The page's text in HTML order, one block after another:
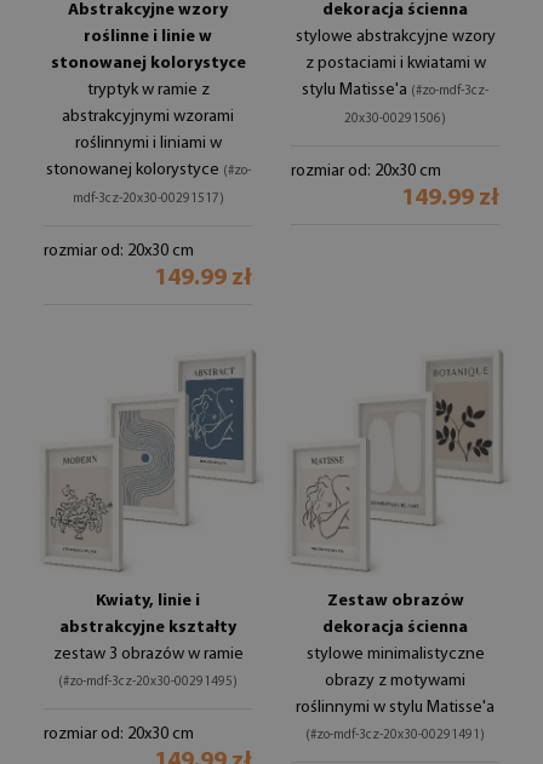
Abstrakcyjne wzory
roślinne i linie w
stonowanej kolorystyce
tryptyk w ramie z
abstrakcyjnymi wzorami
roślinnymi i liniami w
stonowanej kolorystyce (#zo-
mdf-3cz-20x30-00291517)
rozmiar od: 20x30 cm
149.99 zł
dekoracja ścienna
stylowe abstrakcyjne wzory
z postaciami i kwiatami w
stylu Matisse'a (#zo-mdf-3cz-
20x30-00291506)
rozmiar od: 20x30 cm
149.99 zł
Kwiaty, linie i
abstrakcyjne kształty
zestaw 3 obrazów w ramie
(#zo-mdf-3cz-20x30-00291495)
rozmiar od: 20x30 cm
Zestaw obrazów
dekoracja ścienna
stylowe minimalistyczne
obrazy z motywami
roślinnymi w stylu Matisse'a
(#zo-mdf-3cz-20x30-00291491)